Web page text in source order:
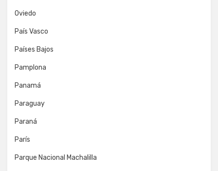
Oviedo
País Vasco
Países Bajos
Pamplona
Panamá
Paraguay
Paraná
París
Parque Nacional Machalilla